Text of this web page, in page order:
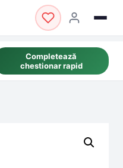
Completează
chestionar rapid